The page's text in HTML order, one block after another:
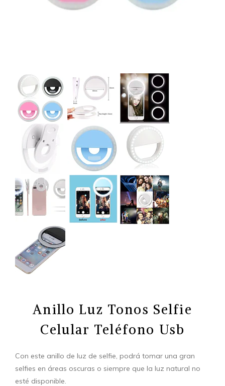
Anillo Luz Tonos Selfie
Celular Teléfono Usb
Con este anillo de luz de selfie, podrá tomar una gran
selfies en áreas oscuras o siempre que la luz natural no
esté disponible.